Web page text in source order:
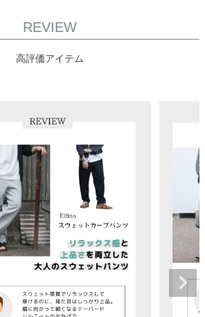
REVIEW
高評価アイテム